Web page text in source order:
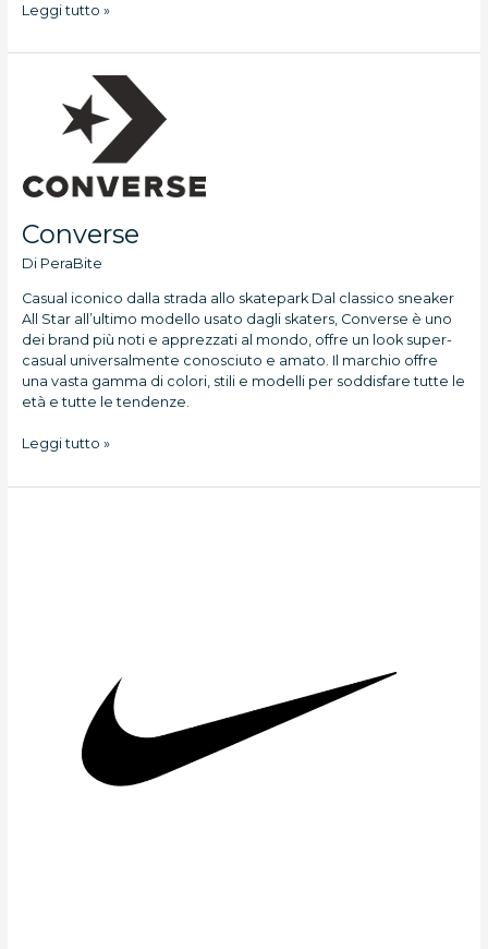
Leggi tutto »
Converse
Di PeraBite
Casual iconico dalla strada allo skatepark Dal classico sneaker
All Star all’ultimo modello usato dagli skaters, Converse è uno
dei brand più noti e apprezzati al mondo, offre un look super-
casual universalmente conosciuto e amato. Il marchio offre
una vasta gamma di colori, stili e modelli per soddisfare tutte le
età e tutte le tendenze.
Leggi tutto »